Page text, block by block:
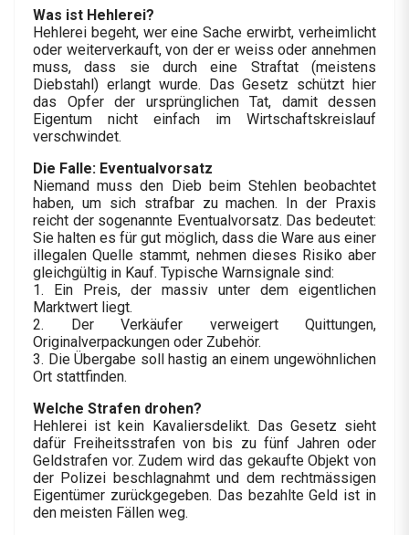
Was ist Hehlerei?
Hehlerei begeht, wer eine Sache erwirbt, verheimlicht
oder weiterverkauft, von der er weiss oder annehmen
muss, dass sie durch eine Straftat (meistens
Diebstahl) erlangt wurde. Das Gesetz schützt hier
das Opfer der ursprünglichen Tat, damit dessen
Eigentum nicht einfach im Wirtschaftskreislauf
verschwindet.
Die Falle: Eventualvorsatz
Niemand muss den Dieb beim Stehlen beobachtet
haben, um sich strafbar zu machen. In der Praxis
reicht der sogenannte Eventualvorsatz. Das bedeutet:
Sie halten es für gut möglich, dass die Ware aus einer
illegalen Quelle stammt, nehmen dieses Risiko aber
gleichgültig in Kauf. Typische Warnsignale sind:
1. Ein Preis, der massiv unter dem eigentlichen
Marktwert liegt.
2. Der Verkäufer verweigert Quittungen,
Originalverpackungen oder Zubehör.
3. Die Übergabe soll hastig an einem ungewöhnlichen
Ort stattfinden.
Welche Strafen drohen?
Hehlerei ist kein Kavaliersdelikt. Das Gesetz sieht
dafür Freiheitsstrafen von bis zu fünf Jahren oder
Geldstrafen vor. Zudem wird das gekaufte Objekt von
der Polizei beschlagnahmt und dem rechtmässigen
Eigentümer zurückgegeben. Das bezahlte Geld ist in
den meisten Fällen weg.